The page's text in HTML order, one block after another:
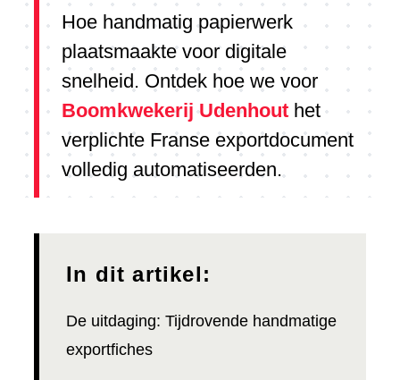
Hoe handmatig papierwerk
plaatsmaakte voor digitale
snelheid. Ontdek hoe we voor
Boomkwekerij Udenhout het
verplichte Franse exportdocument
volledig automatiseerden.
In dit artikel:
De uitdaging: Tijdrovende handmatige
exportfiches